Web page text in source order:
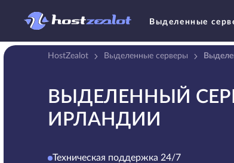
Выделенные
HostZealot Выделенные серверы
ВЫДЕЛЕННЫЙ
ИРЛАНДИИ
Техническая поддержка 24/7